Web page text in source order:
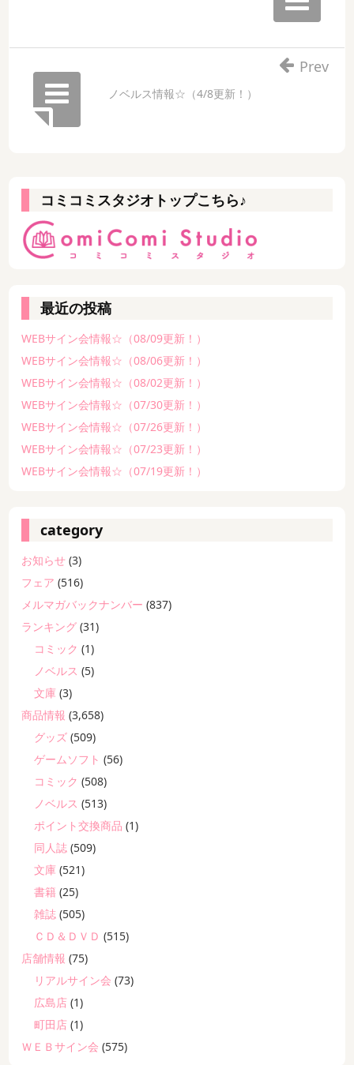
ノベルス情報☆（4/8更新！）
Prev
コミコミスタジオトップこちら♪
最近の投稿
WEBサイン会情報☆（08/09更新！）
WEBサイン会情報☆（08/06更新！）
WEBサイン会情報☆（08/02更新！）
WEBサイン会情報☆（07/30更新！）
WEBサイン会情報☆（07/26更新！）
WEBサイン会情報☆（07/23更新！）
WEBサイン会情報☆（07/19更新！）
category
お知らせ (3)
フェア (516)
メルマガバックナンバー (837)
ランキング (31)
コミック (1)
ノベルス (5)
文庫 (3)
商品情報 (3,658)
グッズ (509)
ゲームソフト (56)
コミック (508)
ノベルス (513)
ポイント交換商品 (1)
同人誌 (509)
文庫 (521)
書籍 (25)
雑誌 (505)
ＣＤ＆ＤＶＤ (515)
店舗情報 (75)
リアルサイン会 (73)
広島店 (1)
町田店 (1)
ＷＥＢサイン会 (575)